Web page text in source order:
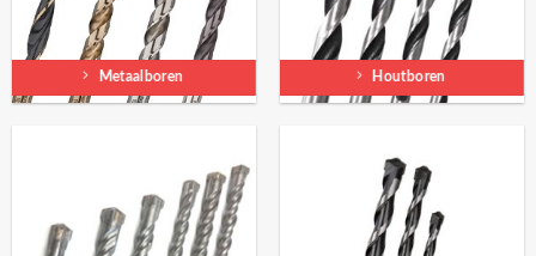
Metaalboren Houtboren